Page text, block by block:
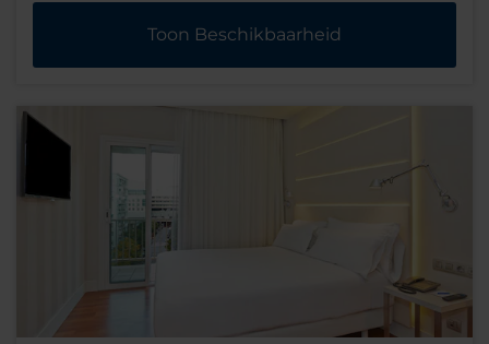
Toon Beschikbaarheid